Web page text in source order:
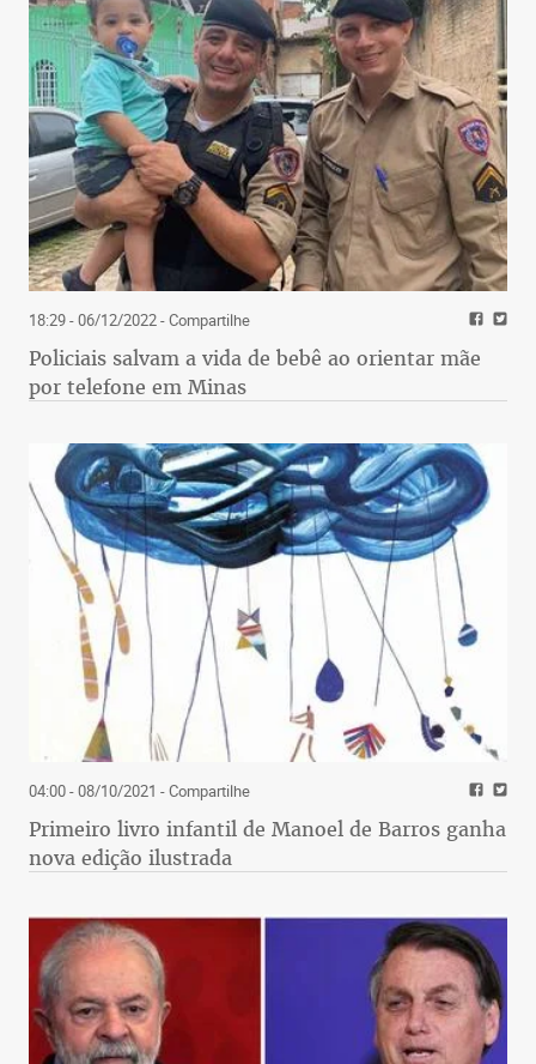
18:29 - 06/12/2022- Compartilhe
Policiais salvam a vida de bebê ao orientar mãe
por telefone em Minas
04:00 - 08/10/2021 - Compartilhe
Primeiro livro infantil de Manoel de Barros ganha
nova edição ilustrada